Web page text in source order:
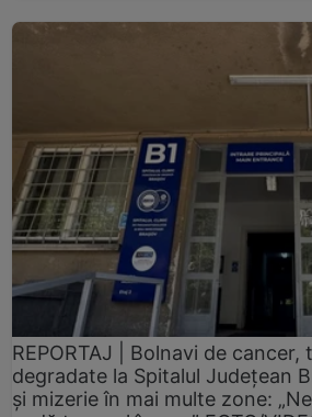
REPORTAJ | Bolnavi de
degradate la Spitalul Județean
și mizerie în mai multe zone: